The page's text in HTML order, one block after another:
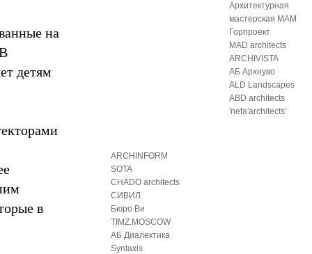
на
детям
в
Архитектурная
мастерская МАМ
Горпроект
MAD architects
ARCHIVISTA
АБ Архнуво
ALD Landscapes
ABD architects
′nefa′architects′
ARCHINFORM
SOTA
CHADO architects
СИВИЛ
Бюро Ви
TIMZ.MOSCOW
АБ Диалектика
Syntaxis